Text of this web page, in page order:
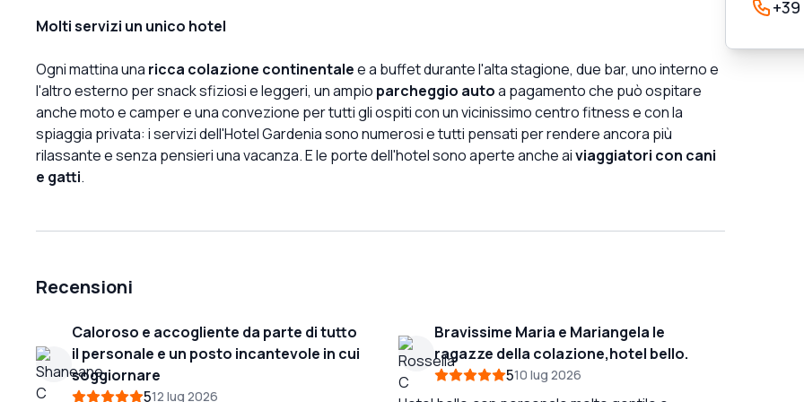
Molti servizi un unico hotel
Ogni mattina una ricca colazione continentalee a buffet durante l'alta stagione, due bar, uno interno e
l'altro esterno per snack sfiziosi e leggeri, un ampio parcheggio autoa pagamento che può ospitare
anche moto e camper e una convezione per tutti gli ospiti con un vicinissimo centro fitness e con la
spiaggia privata: i servizi dell'Hotel Gardenia sono numerosi e tutti pensati per rendere ancora più
rilassante e senza pensieri una vacanza. E le porte dell'hotel sono aperte anche aiviaggiatori con cani
e gatti.
Recensioni
Caloroso e accogliente da parte di tutto
il personale e un posto incantevole in cui
soggiornare
512 lug 2026
Bravissime Maria e Mariangela le
ragazze della colazione,hotel bello.
510 lug 2026